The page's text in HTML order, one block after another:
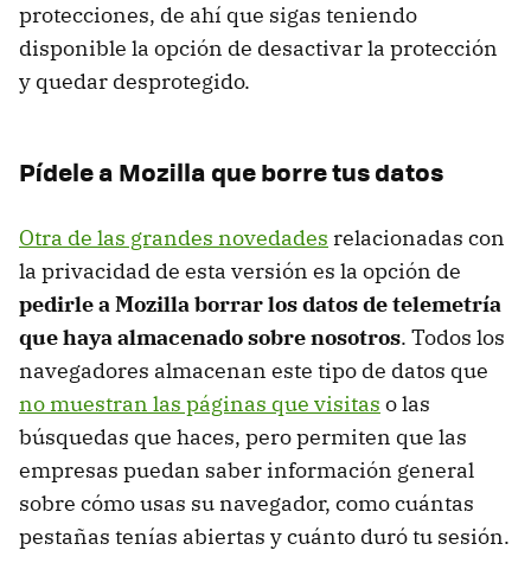
protecciones, de ahí que sigas teniendo
disponible la opción de desactivar la protección
y quedar desprotegido.
Pídele a Mozilla que borre tus datos
Otra de las grandes novedades relacionadas con
la privacidad de esta versión es la opción de
pedirle a Mozilla borrar los datos de telemetría
que haya almacenado sobre nosotros. Todos los
navegadores almacenan este tipo de datos que
no muestran las páginas que visitas o las
búsquedas que haces, pero permiten que las
empresas puedan saber información general
sobre cómo usas su navegador, como cuántas
pestañas tenías abiertas y cuánto duró tu sesión.